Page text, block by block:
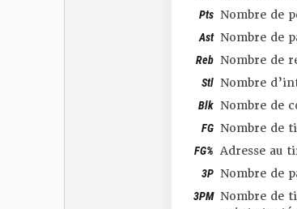
Pts Nombre de
Ast Nombre de
Reb Nombre de
Stl Nombre
Blk Nombre de
FG Nombre de
FG% Adresse au
3P Nombre de
3PM Nombre de